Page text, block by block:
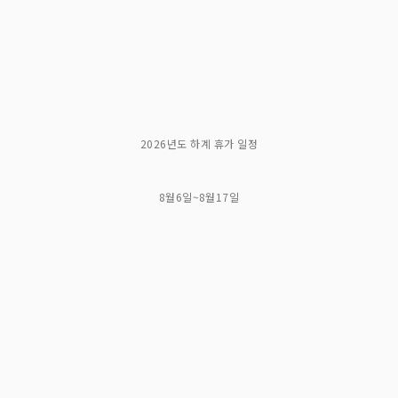
2026년도 하계 휴가 일정
8월6일~8월17일